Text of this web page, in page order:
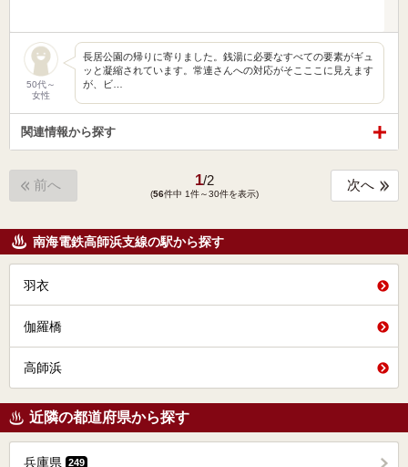
50代～
女性
長居公園の帰りに寄りました。銭湯に必要なすべての要素がギュ
ッと凝縮されています。常連さんへの対応がそこここに見えます
が、ビ…
関連情報から探す
前へ 1/2
(56件中 1件～30件を表示)
次へ
南海電鉄高師浜支線の駅から探す
羽衣
伽羅橋
高師浜
近隣の都道府県から探す
兵庫県 249